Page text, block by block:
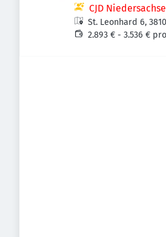
CJD
St. Leonhard 6,
Deutschland
2.893 € - 3.536 €